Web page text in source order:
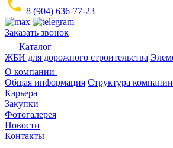
8 (904) 636-77-23
Заказать звонок
Каталог
ЖБИ для дорожного строительства
О компании
Общая информация Структура компании
Карьера
Закупки
Фотогалерея
Новости
Контакты